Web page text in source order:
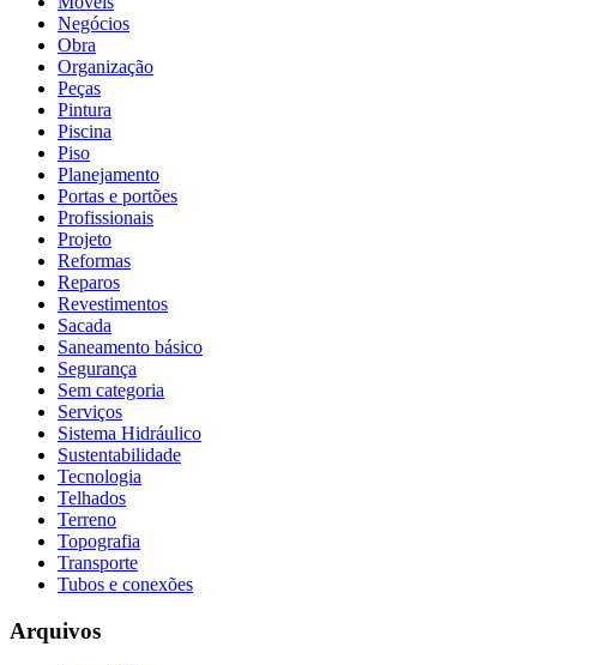
Negócios
Obra
Organização
Peças
Pintura
Piscina
Piso
Planejamento
Portas e portões
Profissionais
Projeto
Reformas
Reparos
Revestimentos
Sacada
Saneamento básico
Segurança
Sem categoria
Serviços
Sistema Hidráulico
Sustentabilidade
Tecnologia
Telhados
Terreno
Topografia
Transporte
Tubos e conexões
Arquivos